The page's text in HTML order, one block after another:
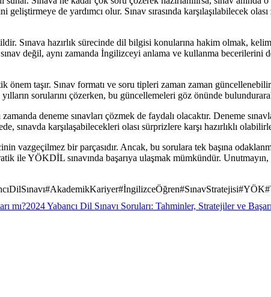
de yardımcı olur. Sınav sırasında karşılaşılabilecek
Sınava hazırlık sürecinde dil bilgisi konularına hakim olmak,
değil, aynı zamanda İngilizceyi anlama ve kullanma becerilerini
taşır. Sınav formatı ve soru tipleri zaman zaman
sorularını çözerken, bu güncellemeleri göz önünde
deneme sınavları çözmek de faydalı olacaktır. Deneme
sınavda karşılaşabilecekleri olası sürprizlere karşı hazırlıklı
vazgeçilmez bir parçasıdır. Ancak, bu sorulara tek başına
ile YÖKDİL sınavında başarıya ulaşmak mümkündür.
#AkademikKariyer#İngilizceÖğren#SınavStratejisi#YÖK#
mı?2024 Yabancı Dil Sınavı Soruları: Tahminler, Stratejiler ve